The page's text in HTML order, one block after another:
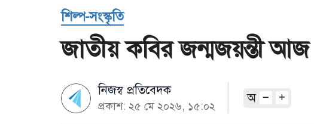
শিল্প-সংস্কৃতি
জাতীয় কবির জন্মজয়ন্তী আজ
নিজস্ব প্রতিবেদক
প্রকাশ: ২৫ মে ২০২৬, ১৫:০২
অ